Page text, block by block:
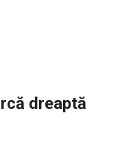
dreaptă